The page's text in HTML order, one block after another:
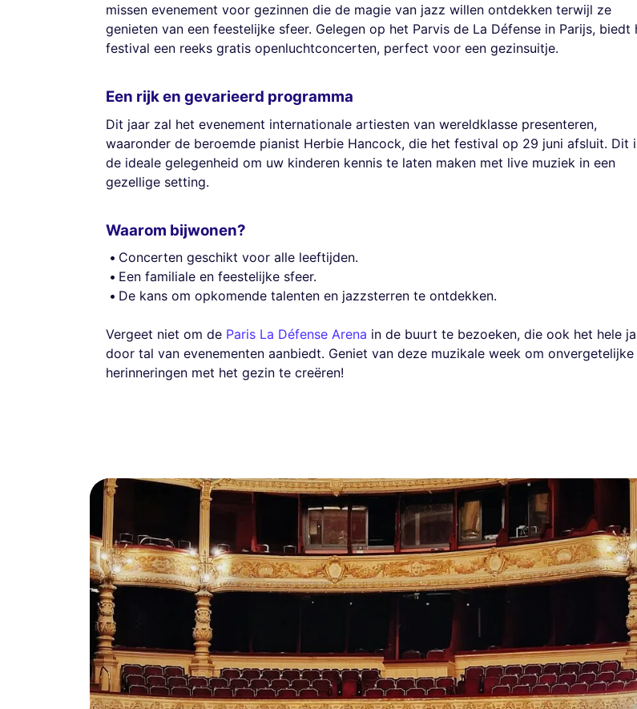
missen evenement voor gezinnen die de magie van jazz willen ontdekken terwijl ze
genieten van een feestelijke sfeer. Gelegen op het Parvis de La Défense in Parijs, biedt
festival een reeks gratis openluchtconcerten, perfect voor een gezinsuitje.
Een rijk en gevarieerd programma
Dit jaar zal het evenement internationale artiesten van wereldklasse presenteren,
waaronder de beroemde pianist Herbie Hancock, die het festival op 29 juni afsluit. Dit
de ideale gelegenheid om uw kinderen kennis te laten maken met live muziek in een
gezellige setting.
Waarom bijwonen?
Concerten geschikt voor alle leeftijden.
Een familiale en feestelijke sfeer.
De kans om opkomende talenten en jazzsterren te ontdekken.
Vergeet niet om de Paris La Défense Arena in de buurt te bezoeken, die ook het hele
door tal van evenementen aanbiedt. Geniet van deze muzikale week om onvergetelijke
herinneringen met het gezin te creëren!